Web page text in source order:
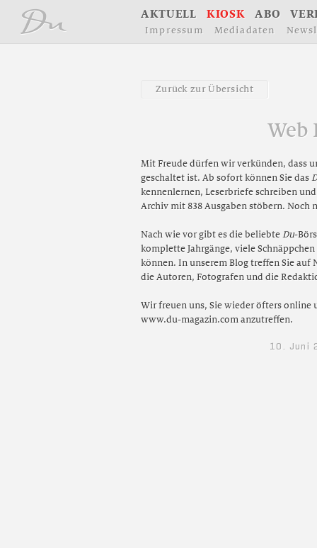
AKTUELL KIOSK ABO VER
I m p ressu m Med iad aten Newsl
Zurück zur Übersicht
Web
Mit Freude dürfen wir verkünden, dass
geschaltet ist. Ab sofort können Sie das
kennenlernen, Leserbriefe schreiben
Archiv mit 838 Ausgaben stöbern. Noch
Nach wie vor gibt es die beliebte Du-
komplette Jahrgänge, viele
können. In unserem Blog treffen Sie auf
die Autoren, Fotografen und die
Wir freuen uns, Sie wieder öfters online
www.du-magazin.com anzutreffen.
10. Juni